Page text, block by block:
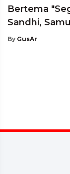
Bertema
Sandhi,
By GusAr